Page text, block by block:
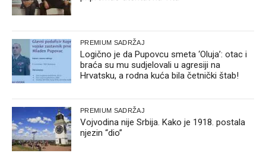
PREMIUM SADRŽAJ
Logično je da Pupovcu smeta ‘Oluja’: otac i
braća su mu sudjelovali u agresiji na
Hrvatsku, a rodna kuća bila četnički štab!
PREMIUM SADRŽAJ
Vojvodina nije Srbija. Kako je 1918. postala
njezin “dio”